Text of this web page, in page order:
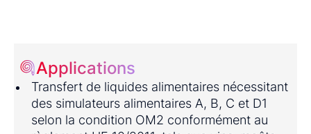
Applications
Transfert de liquides alimentaires nécessitant
des simulateurs alimentaires A, B, C et D1
selon la condition OM2 conformément au